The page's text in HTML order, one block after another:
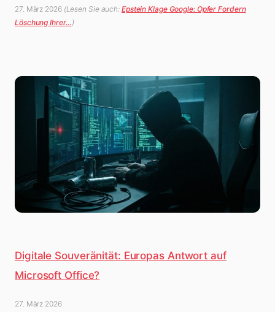
27. März 2026 (Lesen Sie auch: Epstein Klage Google: Opfer Fordern
Löschung Ihrer…)
Digitale Souveränität: Europas Antwort auf
Microsoft Office?
27. März 2026